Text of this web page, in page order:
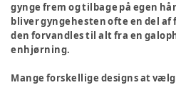
gynge frem og tilbage på egen
bliver gyngehesten ofte en del
den forvandles til alt fra en
enhjørning.
Mange forskellige designs at